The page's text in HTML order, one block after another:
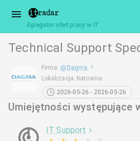
Agregator ofert pracy w IT
Technical Support
Firma: @ Dagma
Lokalizacja: Katowice
2026-05-26 - 2026-05-26
Umiejętności występujące
IT Support